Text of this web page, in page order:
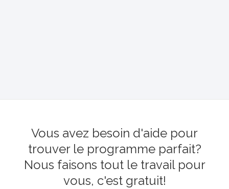
Vous avez besoin d'aide pour
trouver le programme parfait?
Nous faisons tout le travail pour
vous, c'est gratuit!